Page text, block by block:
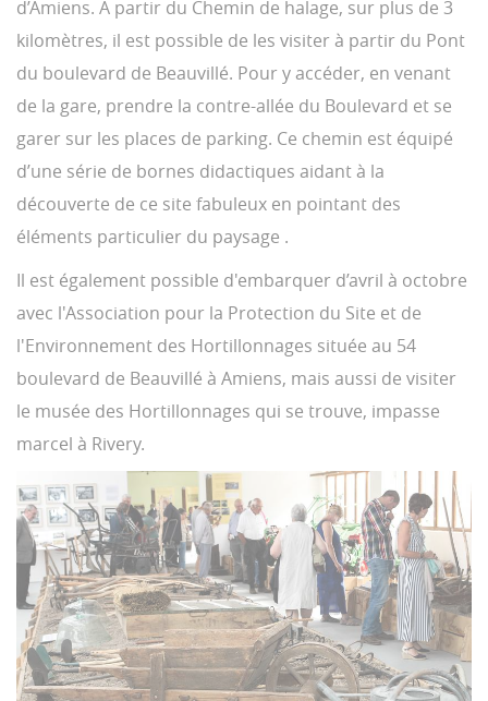
d’Amiens. A partir du Chemin de halage, sur plus de 3
kilomètres, il est possible de les visiter à partir du Pont
du boulevard de Beauvillé. Pour y accéder, en venant
de la gare, prendre la contre-allée du Boulevard et se
garer sur les places de parking. Ce chemin est équipé
d’une série de bornes didactiques aidant à la
découverte de ce site fabuleux en pointant des
éléments particulier du paysage .
Il est également possible d'embarquer d’avril à octobre
avec l'Association pour la Protection du Site et de
l'Environnement des Hortillonnages située au 54
boulevard de Beauvillé à Amiens, mais aussi de visiter
le musée des Hortillonnages qui se trouve, impasse
marcel à Rivery.